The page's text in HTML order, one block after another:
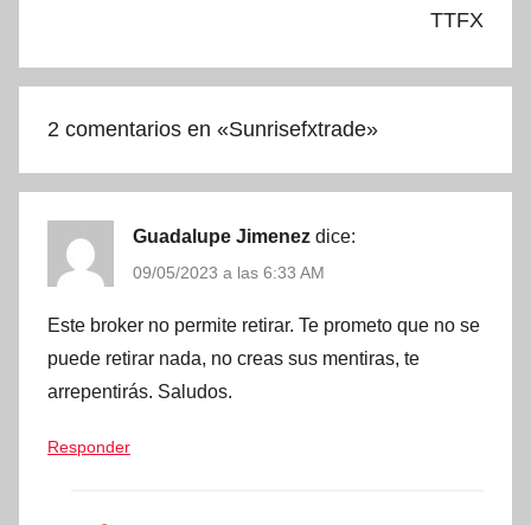
TTFX
2 comentarios en «Sunrisefxtrade»
Guadalupe Jimenez dice:
09/05/2023 a las 6:33 AM
Este broker no permite retirar. Te prometo que no se
puede retirar nada, no creas sus mentiras, te
arrepentirás. Saludos.
Responder